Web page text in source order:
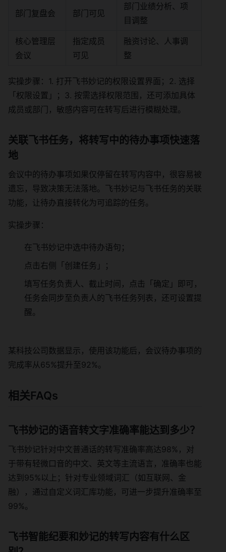
部门复盘会 部门可见
部门业绩分析、项
目调整
核心管理层
会议
指定成员
可见
融资讨论、人事调
整
实操步骤：1. 打开飞书妙记的权限设置界面；2. 选择
「权限设置」；3. 按需选择权限范围，还可添加具体
成员或部门，敏感内容可在转写后进行模糊处理。
关联飞书任务，将转写中的待办事项快速落
地
会议中的待办事项如果仅停留在转写内容中，很容易被
遗忘，导致决策无法落地。飞书妙记与飞书任务的关联
功能，让待办直接转化为可追踪的任务。
实操步骤：
在飞书妙记中选中待办语句；
点击右侧「创建任务」；
填写任务负责人、截止时间，点击「确定」即可，
任务会同步至负责人的飞书任务列表，还可设置提
醒。
某科技公司数据显示，使用该功能后，会议待办事项的
完成率从65%提升至92%。
相关FAQs
飞书妙记的语音转文字准确率能达到多少？
飞书妙记针对中文普通话的转写准确率高达98%，对
于带有轻微口音的中文、英文等主流语言，准确率也能
达到95%以上；针对专业领域词汇（如互联网、金
融），通过自定义词汇库功能，可进一步提升准确率至
99%。
飞书智能纪要和妙记的转写内容有什么区